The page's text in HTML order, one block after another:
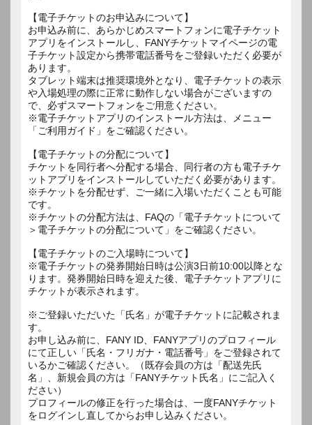
【電子チケットのお申込みについて】
お申込み前に、あらかじめスマートフォンに電子チケット
アプリをインストールし、FANYチケットマイページの電
子チケット設定から携帯電話番号をご登録いただく必要が
あります。
タブレット端末は推奨環境外となり、電子チケットの表示
や入場処理の際に正常に動作しない場合がございますの
で、必ずスマートフォンをご用意ください。
※電子チケットアプリのインストール方法は、メニュー
「ご利用ガイド」をご確認ください。
【電子チケットの分配について】
チケットを同行者へ分配する場合、同行者の方も電子チケ
ットアプリをインストールしていただく必要があります。
※チケットを分配せず、ご一緒に入場いただくことも可能
です。
※チケットの分配方法は、FAQの「電子チケットについて
＞電子チケットの分配について」をご確認ください。
【電子チケットのご入場時について】
※電子チケットの発券開始日時は公演3日前10:00以降とな
ります。発券開始日時を迎えた後、電子チケットアプリに
チケットが表示されます。
※ご登録いただいた「氏名」が電子チケットに記載されま
す。
お申し込み前に、FANY ID、FANYアプリのプロフィール
にて正しい「氏名・フリガナ・電話番号」をご登録されて
いるかご確認ください。（既存会員の方は「配送先氏
名」、新規会員の方は「FANYチケット氏名」にご記入く
ださい）
プロフィールの修正を行った場合は、一度FANYチケット
をログインし直してからお申し込みください。